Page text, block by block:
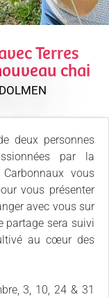
Terres
chai
deux personnes
par la
vous
vous présenter
avec vous sur
partage sera suivi
au cœur des
3, 10, 24 & 31